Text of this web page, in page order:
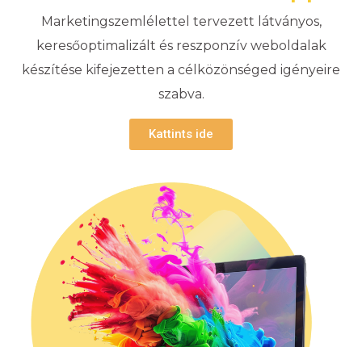
Marketingszemlélettel tervezett látványos,
keresőoptimalizált és reszponzív weboldalak
készítése kifejezetten a célközönséged igényeire
szabva.
Kattints ide